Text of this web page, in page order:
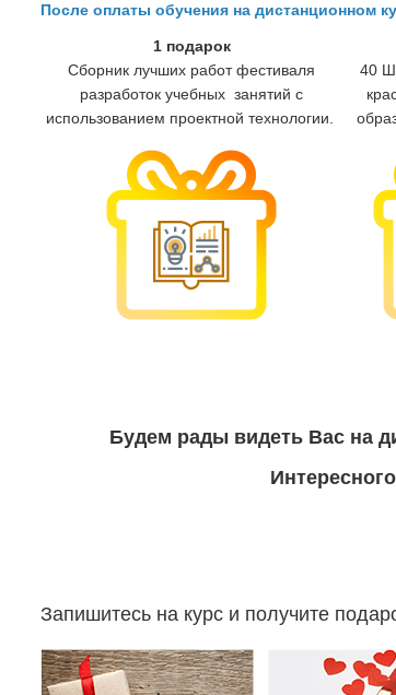
После оплаты обучения на дистанционном
1 подарок
Сборник лучших работ фестиваля
разработок учебных занятий с
использованием проектной технологии.
40
Будем рады видеть Вас на
Запишитесь на курс и получите